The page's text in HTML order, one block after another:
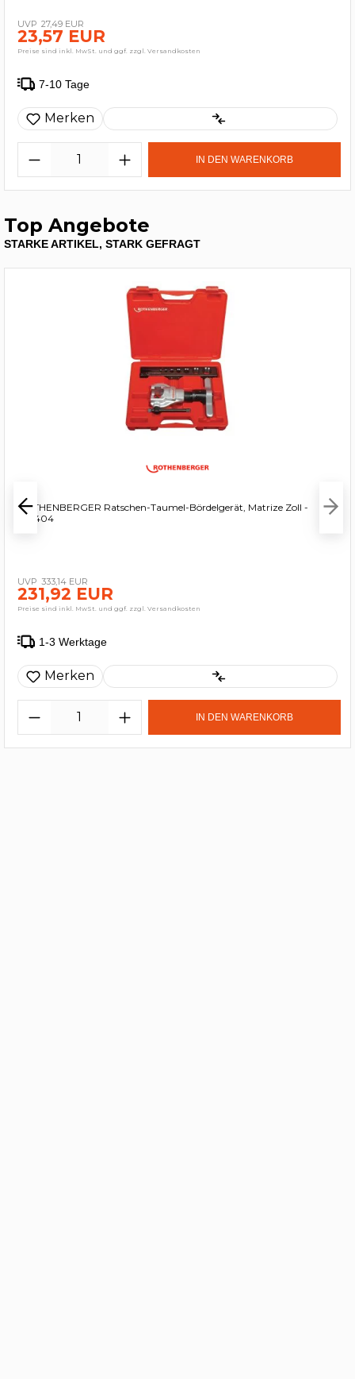
27,49 EUR
23,57 EUR
Preise sind inkl. MwSt. und ggf. zzgl. Versandkosten
7-10 Tage
Merken
IN DEN WARENKORB
Top Angebote
STARKE ARTIKEL, STARK GEFRAGT
ROTHENBERGER Ratschen-Taumel-Bördelgerät, Matrize Zoll -
222404
333,14 EUR
231,92 EUR
Preise sind inkl. MwSt. und ggf. zzgl. Versandkosten
1-3 Werktage
Merken
IN DEN WARENKORB